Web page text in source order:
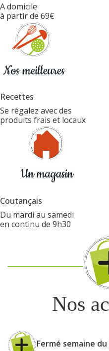
A domicile
à partir de 69€
Recettes
Se régalez avec des
produits frais et locaux
Coutançais
Du mardi au samedi
en continu de 9h30
Nos
Fermé semaine